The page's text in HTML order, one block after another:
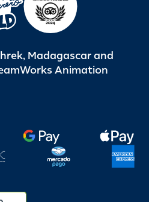
Madagascar and
Animation